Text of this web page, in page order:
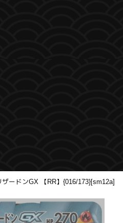
ードンGX 【RR】{016/173}[sm12a]